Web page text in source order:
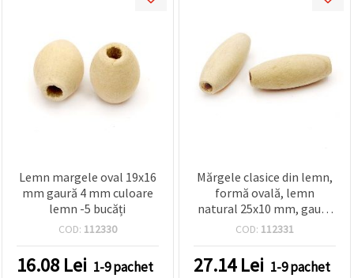
Lemn margele oval 19x16
mm gaură 4 mm culoare
lemn -5 bucăți
COD: 112330
16.08 Lei 1-9 pachet
Mărgele clasice din lemn,
formă ovală, lemn
natural 25x10 mm, gaură
3,5 mm – Set de 20 bucăți
COD: 112331
27.14Lei 1-9 pachet